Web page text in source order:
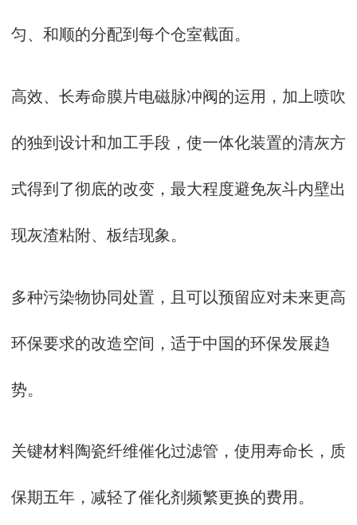
匀、和顺的分配到每个仓室截面。
高效、长寿命膜片电磁脉冲阀的运用，加上喷吹
的独到设计和加工手段，使一体化装置的清灰方
式得到了彻底的改变，最大程度避免灰斗内壁出
现灰渣粘附、板结现象。
多种污染物协同处置，且可以预留应对未来更高
环保要求的改造空间，适于中国的环保发展趋
势。
关键材料陶瓷纤维催化过滤管，使用寿命长，质
保期五年，减轻了催化剂频繁更换的费用。